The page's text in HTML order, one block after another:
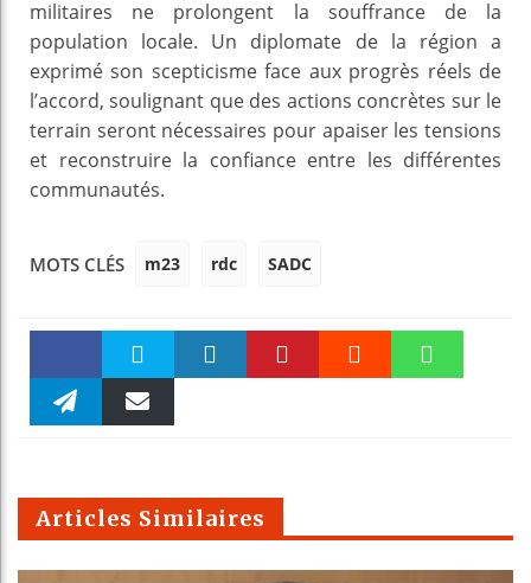
militaires ne prolongent la souffrance de la
population locale. Un diplomate de la région a
exprimé son scepticisme face aux progrès réels de
l’accord, soulignant que des actions concrètes sur le
terrain seront nécessaires pour apaiser les tensions
et reconstruire la confiance entre les différentes
communautés.
MOTS CLÉS m23 rdc SADC
Faceboo Twitter
m
Articles Similaires